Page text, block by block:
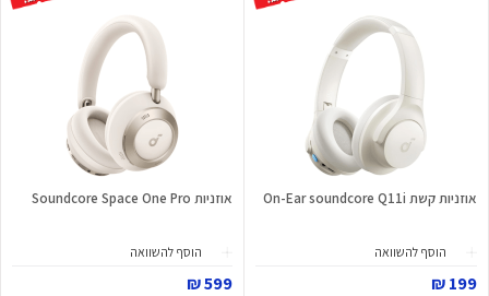
אוזניות קשת On-Ear soundcore Q11i
הוסף להשוואה
199 ₪
אוזניות Soundcore Space One Pro
הוסף להשוואה
599 ₪